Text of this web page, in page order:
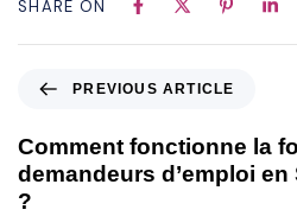
SHARE ON
PREVIOUS ARTICLE
Comment fonctionne la
demandeurs d’emploi en
?